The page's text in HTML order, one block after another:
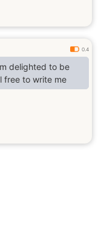
0.4
delighted to be
free to write me